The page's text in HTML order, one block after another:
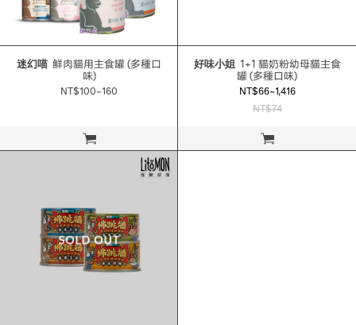
立即購買
迷幻喵
味)
NT$100~160
立即購買
好味小姐1+1 貓奶粉幼母貓主食
罐 (多種口味)
NT$66~1,416
NT$74